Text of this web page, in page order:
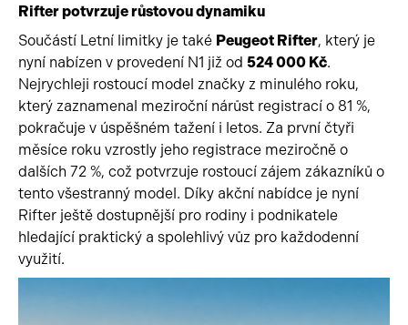
Rifter potvrzuje růstovou dynamiku
Součástí Letní limitky je také Peugeot Rifter, který je
nyní nabízen v provedení N1 již od 524 000 Kč.
Nejrychleji rostoucí model značky z minulého roku,
který zaznamenal meziroční nárůst registrací o 81 %,
pokračuje v úspěšném tažení i letos. Za první čtyři
měsíce roku vzrostly jeho registrace meziročně o
dalších 72 %, což potvrzuje rostoucí zájem zákazníků o
tento všestranný model. Díky akční nabídce je nyní
Rifter ještě dostupnější pro rodiny i podnikatele
hledající praktický a spolehlivý vůz pro každodenní
využití.